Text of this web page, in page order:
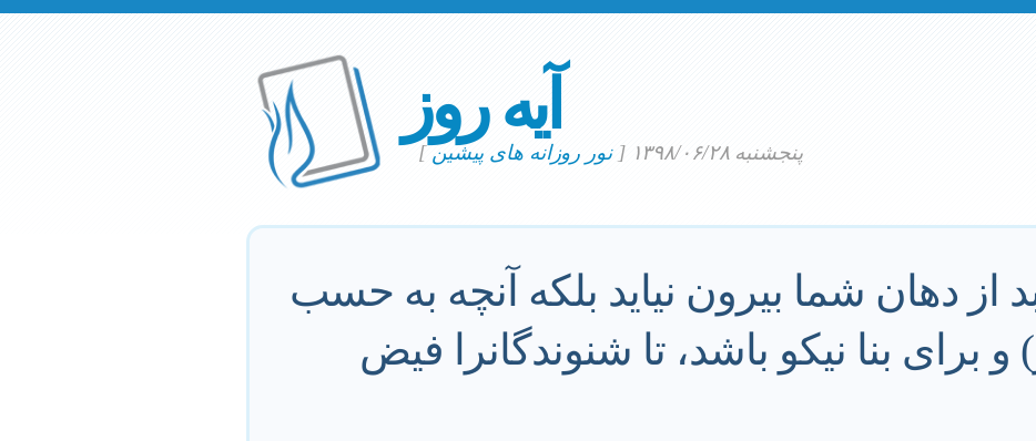
آیه روز
پنجشنبه ۱۳۹۸/۰۶/۲۸ [نور روزانه های پیشین]
دهان شما بیرون نیاید بلکه آنچه به حسب
برای بنا نیکو باشد، تا شنوندگانرا فیض